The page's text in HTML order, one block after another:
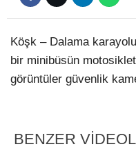
Köşk – Dalama
bir minibüsün
görüntüler güvenlik
BENZER